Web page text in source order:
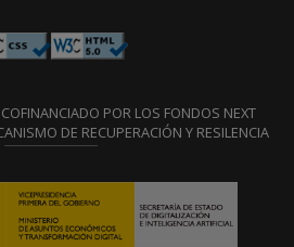
POR LOS FONDOS NEXT
DE RECUPERACIÓN Y RESILENCIA